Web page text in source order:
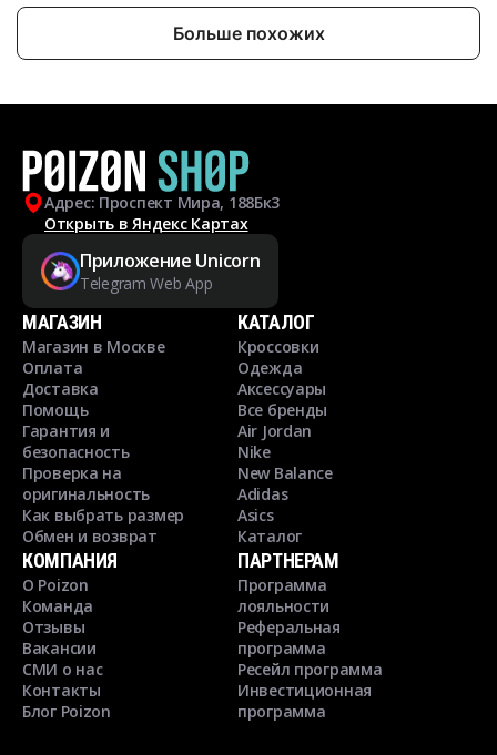
Больше похожих
Адрес: Проспект Мира, 188Бк3
Открыть в Яндекс Картах
Приложение Unicorn
Telegram Web App
МАГАЗИН
Магазин в Москве
Оплата
Доставка
Помощь
Гарантия и
безопасность
Проверка на
оригинальность
Как выбрать размер
Обмен и возврат
КАТАЛОГ
Кроссовки
Одежда
Аксессуары
Все бренды
Air Jordan
Nike
New Balance
Adidas
Asics
Каталог
КОМПАНИЯ
О Poizon
Команда
Отзывы
Вакансии
СМИ о нас
Контакты
Блог Poizon
ПАРТНЕРАМ
Программа
лояльности
Реферальная
программа
Ресейл программа
Инвестиционная
программа